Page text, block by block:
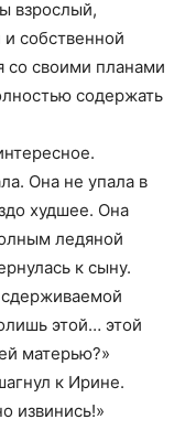
взрослый,
собственной
со своими планами
содержать
Она не упала в
худшее. Она
ледяной
к сыну.
этой… этой
матерью?»
к Ирине.
извинись!»